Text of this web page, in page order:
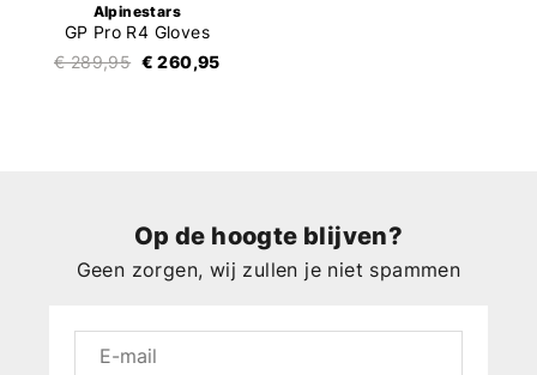
Alpinestars
GP Pro R4 Gloves
€ 289,95 € 260,95
Op de hoogte blijven?
Geen zorgen, wij zullen je niet spammen